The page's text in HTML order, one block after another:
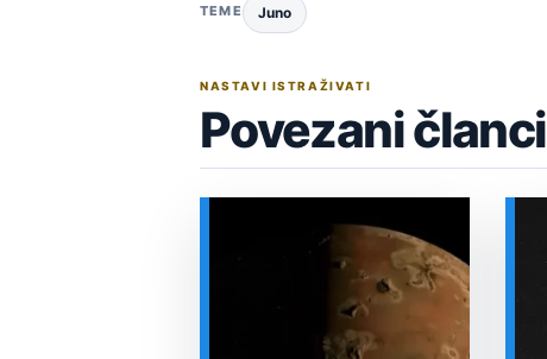
TEME Juno
NASTAVI ISTRAŽIVATI
Povezani članci